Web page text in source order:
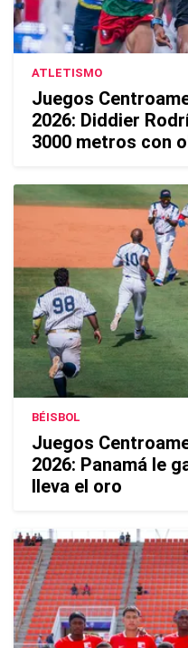
ATLETISMO
Juegos
2026: Diddier
3000 metros con
BÉISBOL
Juegos
2026: Panamá le
lleva el oro